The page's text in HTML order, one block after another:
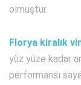
olmuştur.
Florya kiralık
yüz yüze kadar
performansı